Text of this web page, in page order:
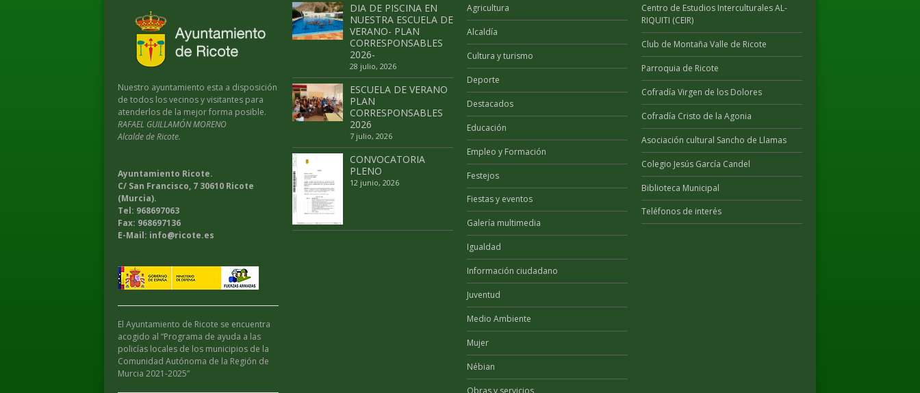
Nuestro ayuntamiento esta a disposición
de todos los vecinos y visitantes para
atenderlos de la mejor forma posible.
RAFAEL GUILLAMÓN MORENO
Alcalde de Ricote.
Ayuntamiento Ricote.
C/ San Francisco, 7 30610 Ricote
(Murcia).
Tel: 968697063
Fax: 968697136
E-Mail: info@ricote.es
El Ayuntamiento de Ricote se encuentra
acogido al “Programa de ayuda a las
policías locales de los municipios de la
Comunidad Autónoma de la Región de
Murcia 2021-2025”
DIA DE PISCINA EN
NUESTRA ESCUELA DE
VERANO- PLAN
CORRESPONSABLES
2026-
28 julio, 2026
ESCUELA DE VERANO
PLAN
CORRESPONSABLES
2026
7 julio, 2026
CONVOCATORIA
PLENO
12 junio, 2026
Agricultura
Alcaldía
Cultura y turismo
Deporte
Destacados
Educación
Empleo y Formación
Festejos
Fiestas y eventos
Galería multimedia
Igualdad
Información ciudadano
Juventud
Medio Ambiente
Mujer
Nébian
Centro de Estudios Interculturales AL-
RIQUITI (CEIR)
Club de Montaña Valle de Ricote
Parroquia de Ricote
Cofradía Virgen de los Dolores
Cofradía Cristo de la Agonia
Asociación cultural Sancho de Llamas
Colegio Jesús García Candel
Biblioteca Municipal
Teléfonos de interés